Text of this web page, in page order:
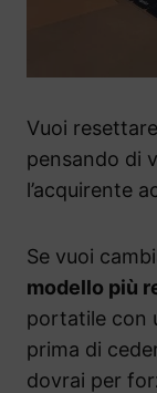
Vuoi
pensando di
l’acquirente
Se vuoi
modello più
portatile con
prima di
dovrai per